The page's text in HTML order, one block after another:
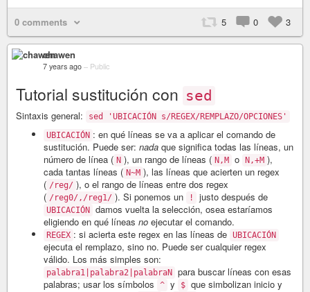
0 comments 5 0 3
chawen
7 years ago – Public
Tutorial sustitución con sed
Sintaxis general:
sed 'UBICACIÓN s/REGEX/REMPLAZO/OPCIONES'
UBICACIÓN : en qué líneas se va a aplicar el comando de
sustitución. Puede ser: nada que significa todas las líneas, un
número de línea ( N ), un rango de líneas ( N,M o N,+M ),
cada tantas líneas ( N~M ), las líneas que acierten un regex
( /reg/ ), o el rango de líneas entre dos regex
( /reg0/,/reg1/ ). Si ponemos un ! justo después de
UBICACIÓN damos vuelta la selección, osea estaríamos
eligiendo en qué líneas no ejecutar el comando.
REGEX : si acierta este regex en las líneas de UBICACIÓN
ejecuta el remplazo, sino no. Puede ser cualquier regex
válido. Los más simples son:
palabra1|palabra2|palabraN para buscar líneas con esas
palabras; usar los símbolos
^ y $ que simbolizan inicio y